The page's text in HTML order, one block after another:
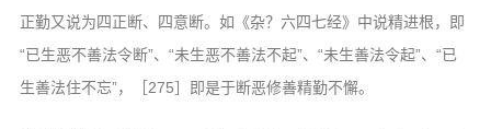
正勤又说为四正断、四意断。如《杂？六四七经》中说精进根，即
“已生恶不善法令断”、“未生恶不善法不起”、“未生善法令起”、“已
生善法住不忘”，［275］即是于断恶修善精勤不懈。